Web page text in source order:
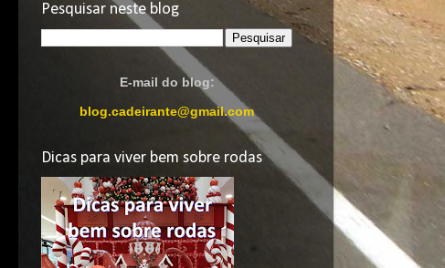
Pesquisar neste blog
E-mail do blog:
blog.cadeirante@gmail.com
Dicas para viver bem sobre rodas